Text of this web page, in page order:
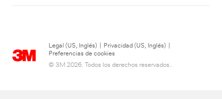
Legal (US, Inglés) Privacidad (US, Inglés)
Preferencias de cookies
© 3M 2026. Todos los derechos reservados..